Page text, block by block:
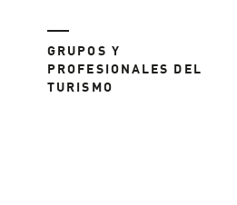
GRUPOS Y
PROFESIONALES DEL
TURISMO